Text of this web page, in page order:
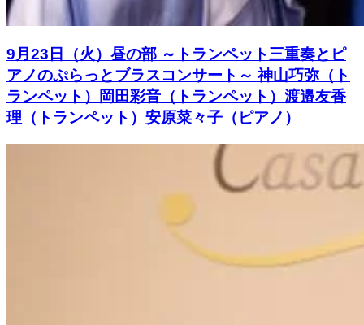
9月23日（火）昼の部 ～トランペット三重奏とピ
アノのぷらっとブラスコンサート～ 神山巧弥（ト
ランペット）岡田彩音（トランペット）渡邉友香
理（トランペット）安原菜々子（ピアノ）